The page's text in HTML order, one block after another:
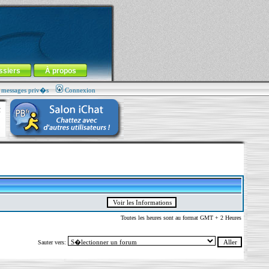
À propos
priv�s Connexion
Toutes les heures sont au format GMT + 2 Heures
Sauter vers: